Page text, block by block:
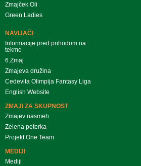
Zmajček Oli
Green Ladies
NAVIJAČI
Informacije pred prihodom na
tekmo
6.Zmaj
Zmajeva družina
Cedevita Olimpija Fantasy Liga
English Website
ZMAJI ZA SKUPNOST
Zmajev nasmeh
Zelena peterka
Projekt One Team
MEDIJI
Mediji